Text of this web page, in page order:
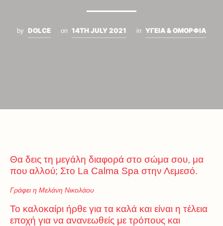
by DOLCE on 14TH JULY 2021 in ΥΓΕΙΑ & ΟΜΟΡΦΙΑ
Θα δεις τη μεγάλη διαφορά στο σώμα σου, μα
που αλλού; Στο La Calma Spa στην Λεμεσό.
Γράφει η Μελάνη Νικολάου
Το καλοκαίρι ήρθε για τα καλά και είναι η τέλεια
εποχή για να ανανεωθείς με τρόπους και